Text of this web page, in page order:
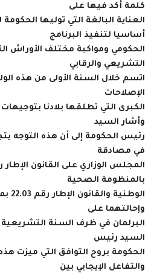
كلمة أكد فيها على
العناية البالغة التي توليها
أساسيا لتنفيذ البرنامج
الحكومي ومواكبة مختلف الأوراش
التشريعي والرقابي
اتسم خلال السنة الأولى من هذه
الإصلاحات
الكبرى التي تطلقها بلادنا
وأشار السيد
رئيس الحكومة إلى أن هذه
في مصادقة
بالمنظومة الصحية
وإحالتهما على
البرلمان في ظرف السنة التشريعية
السيد رئيس
الحكومة بروح التوافق التي ميزت
والتفاعل الإيجابي بين